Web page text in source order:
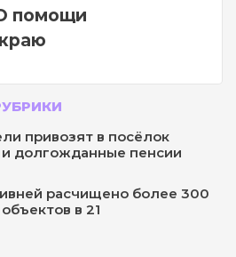
помощи
привозят в посёлок
долгожданные пенсии
расчищено более 300
в 21